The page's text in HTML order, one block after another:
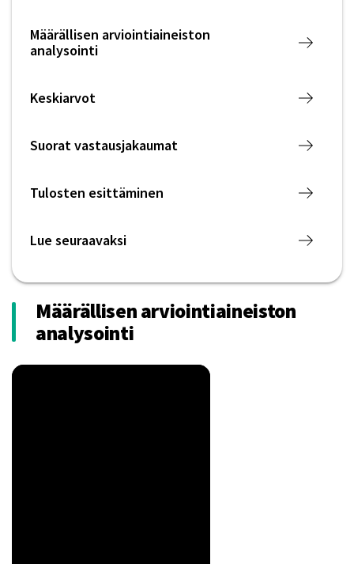
Määrällisen arviointiaineiston
analysointi
Keskiarvot
Suorat vastausjakaumat
Tulosten esittäminen
Lue seuraavaksi
Määrällisen arviointiaineiston
analysointi